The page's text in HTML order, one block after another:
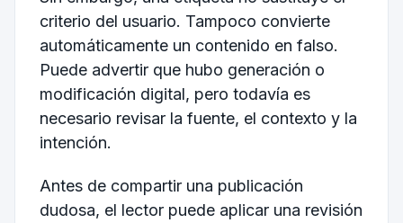
criterio del usuario. Tampoco convierte
automáticamente un contenido en falso.
Puede advertir que hubo generación o
modificación digital, pero todavía es
necesario revisar la fuente, el contexto y la
intención.
Antes de compartir una publicación
dudosa, el lector puede aplicar una revisión